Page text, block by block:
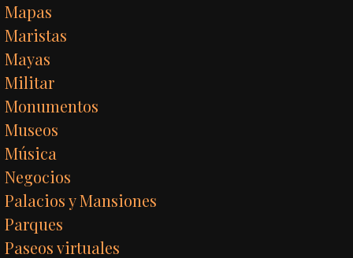
Mapas
Maristas
Mayas
Militar
Monumentos
Museos
Música
Negocios
Palacios y Mansiones
Parques
Paseos virtuales